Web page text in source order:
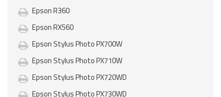
Epson R360
Epson RX560
Epson Stylus Photo PX700W
Epson Stylus Photo PX710W
Epson Stylus Photo PX720WD
Epson Stylus Photo PX730WD